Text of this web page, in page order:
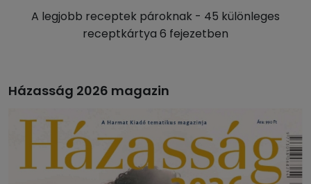
A legjobb receptek pároknak - 45 különleges
receptkártya 6 fejezetben
Házasság 2026 magazin